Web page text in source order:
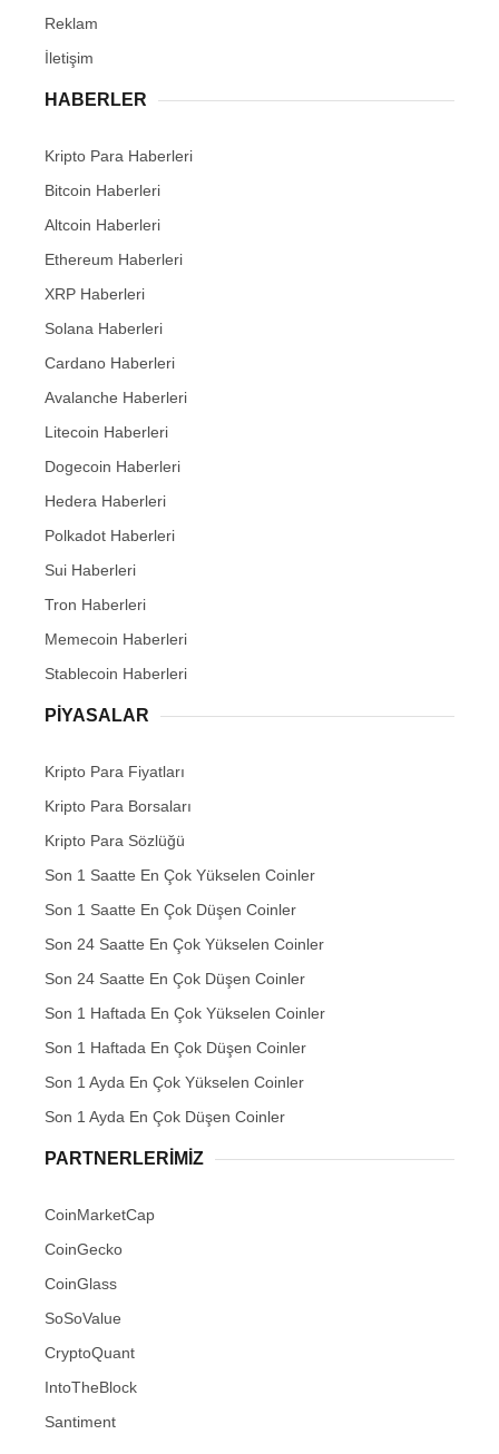
Reklam
İletişim
HABERLER
Kripto Para Haberleri
Bitcoin Haberleri
Altcoin Haberleri
Ethereum Haberleri
XRP Haberleri
Solana Haberleri
Cardano Haberleri
Avalanche Haberleri
Litecoin Haberleri
Dogecoin Haberleri
Hedera Haberleri
Polkadot Haberleri
Sui Haberleri
Tron Haberleri
Memecoin Haberleri
Stablecoin Haberleri
PIYASALAR
Kripto Para Fiyatları
Kripto Para Borsaları
Kripto Para Sözlüğü
Son 1 Saatte En Çok Yükselen Coinler
Son 1 Saatte En Çok Düşen Coinler
Son 24 Saatte En Çok Yükselen Coinler
Son 24 Saatte En Çok Düşen Coinler
Son 1 Haftada En Çok Yükselen Coinler
Son 1 Haftada En Çok Düşen Coinler
Son 1 Ayda En Çok Yükselen Coinler
Son 1 Ayda En Çok Düşen Coinler
PARTNERLERIMIZ
CoinMarketCap
CoinGecko
CoinGlass
SoSoValue
CryptoQuant
IntoTheBlock
Santiment